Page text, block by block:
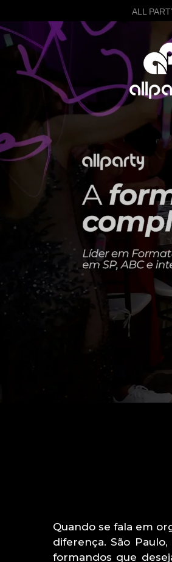
ALL
Quando se fala em
diferença. São
formandos que